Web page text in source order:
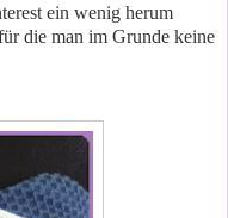
ein wenig herum
die man im Grunde keine